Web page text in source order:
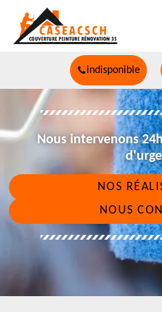
indisponible
Nous intervenons
NOS
NOUS